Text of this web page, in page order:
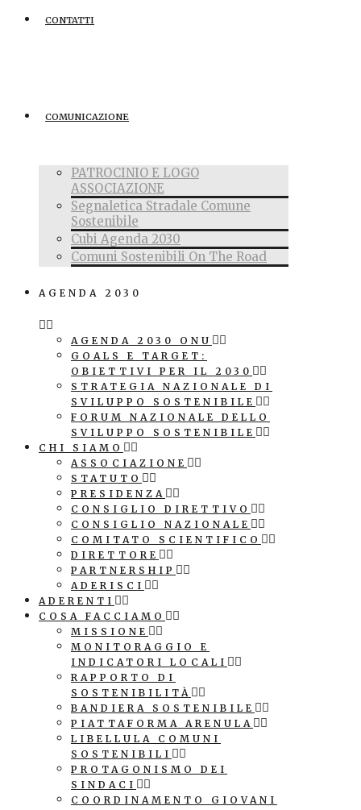
CONTATTI
COMUNICAZIONE
PATROCINIO E LOGO
ASSOCIAZIONE
Segnaletica Stradale Comune
Sostenibile
Cubi Agenda 2030
Comuni Sostenibili On The Road
AGENDA 2030
AGENDA 2030 ONU
GOALS E TARGET:
OBIETTIVI PER IL 2030
STRATEGIA NAZIONALE DI
SVILUPPO SOSTENIBILE
FORUM NAZIONALE DELLO
SVILUPPO SOSTENIBILE
CHI SIAMO
ASSOCIAZIONE
STATUTO
PRESIDENZA
CONSIGLIO DIRETTIVO
CONSIGLIO NAZIONALE
COMITATO SCIENTIFICO
DIRETTORE
PARTNERSHIP
ADERISCI
ADERENTI
COSA FACCIAMO
MISSIONE
MONITORAGGIO E
INDICATORI LOCALI
RAPPORTO DI
SOSTENIBILITÀ
BANDIERA SOSTENIBILE
PIATTAFORMA ARENULA
LIBELLULA COMUNI
SOSTENIBILI
PROTAGONISMO DEI
SINDACI
COORDINAMENTO GIOVANI